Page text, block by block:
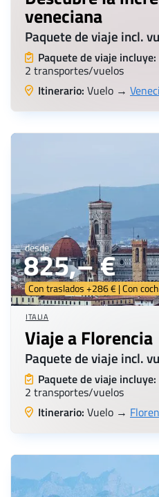
veneciana
Paquete de viaje incl.
Paquete de viaje incluye:
2 transportes/vuelos
Itinerario: Vuelo →
desde
825,– €
Con traslados +286 € | Con
ITALIA
Viaje a Florencia
Paquete de viaje incl.
Paquete de viaje incluye:
2 transportes/vuelos
Itinerario: Vuelo →